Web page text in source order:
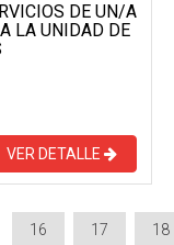
DE UN/A
LA UNIDAD DE
VER DETALLE
16 17 18